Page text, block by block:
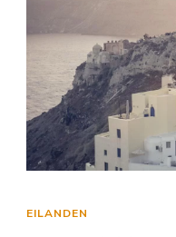
EILANDEN